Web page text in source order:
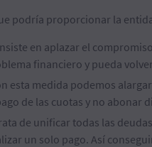
podría proporcionar la
en aplazar el
financiero y pueda
esta medida podemos
de las cuotas y no abonar
de unificar todas las
un solo pago. Así